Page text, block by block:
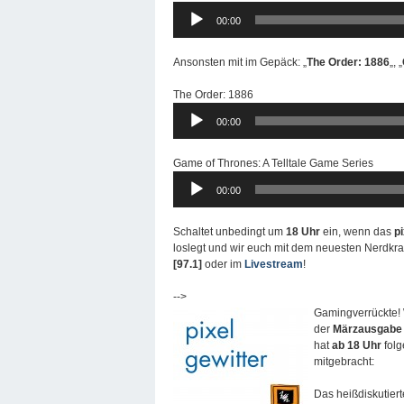
Player
00:00
Ansonsten mit im Gepäck: „ The Order: 1886
The Order: 1886
Player
00:00
Game of Thrones: A Telltale Game Series
Player
00:00
Schaltet unbedingt um 18 Uhr ein, wenn das
loslegt und wir euch mit dem neuesten
[97.1] oder im Livestream!
-->
der Märzausgabe
hat ab 18 Uhr
mitgebracht:
Das heißdiskutierte